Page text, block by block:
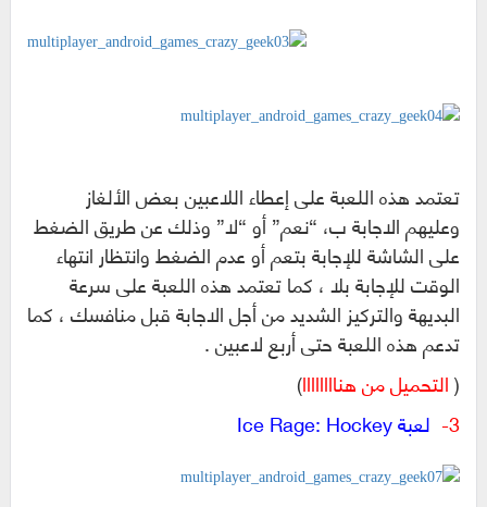
تعتمد هذه اللعبة على إعطاء اللاعبين بعض الألغاز
وعليهم الاجابة ب، “نعم” أو “لا” وذلك عن طريق الضغط
على الشاشة للإجابة بتعم أو عدم الضغط وانتظار انتهاء
الوقت للإجابة بلا ، كما تعتمد هذه اللعبة على سرعة
البديهة والتركيز الشديد من أجل الاجابة قبل منافسك ، كما
تدعم هذه اللعبة حتى أربع لاعبين .
(التحميل من هناااااااا)
3- لعبة Ice Rage: Hockey